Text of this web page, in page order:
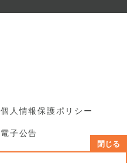
個人情報保護ポリシー
電子公告
閉じる